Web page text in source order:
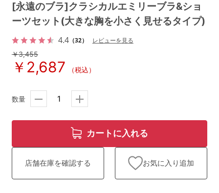
新着アイテム
高評価レビューアイテム
特集ページ
[永遠のブラ]クラシカルエミリーブラ&ショ
ーツセット(大きな胸を小さく見せるタイプ)
4.4（32）
レビューを見る
￥3,455
￥2,687 （税込）
数量
カートに入れる
店舗在庫を確認する お気に入り追加